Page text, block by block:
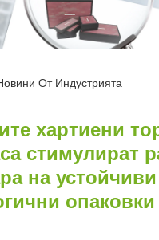
От Индустрията
хартиени
стимулират
на
опаковки